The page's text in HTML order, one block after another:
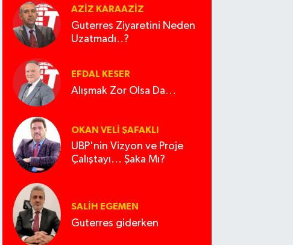
AZIZ KARAAZIZ
Guterres Ziyaretini Neden
Uzatmadı..?
EFDAL KESER
Alışmak Zor Olsa Da…
OKAN VELI ŞAFAKLI
UBP'nin Vizyon ve Proje
Çalıştayı... Şaka Mı?
SALIH EGEMEN
Guterres giderken